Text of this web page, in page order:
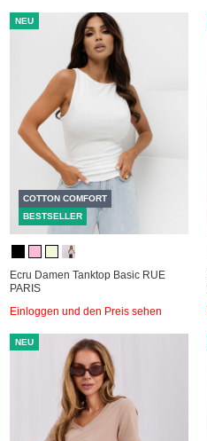
NEU
COTTON COMFORT
BESTSELLER
Ecru Damen Tanktop Basic RUE
PARIS
Einloggen und den Preis sehen
NEU